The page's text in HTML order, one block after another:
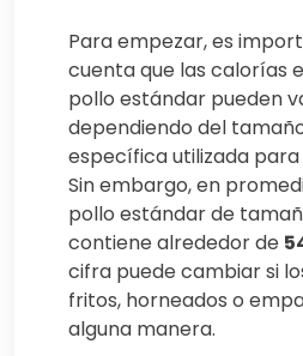
Para empezar, es
cuenta que las calorías
pollo estándar pueden
dependiendo del
específica utilizada
Sin embargo, en
pollo estándar de
contiene alrededor de
cifra puede cambiar si
fritos, horneados o
alguna manera.